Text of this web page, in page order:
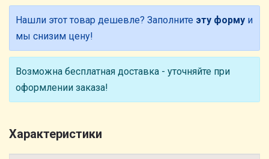
Нашли этот товар дешевле? Заполните эту форму и
мы снизим цену!
Возможна бесплатная доставка - уточняйте при
оформлении заказа!
Характеристики